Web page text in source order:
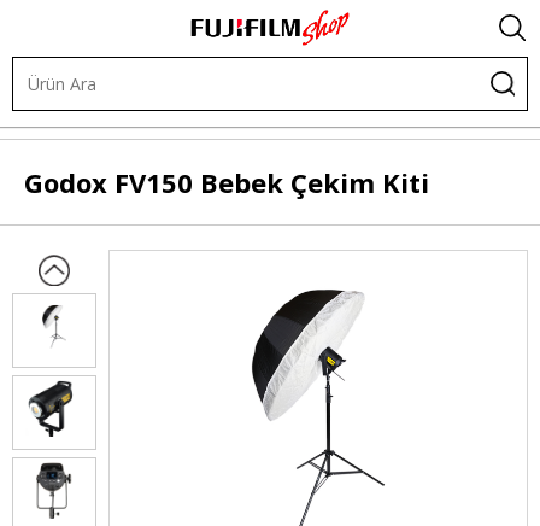
Godox FV150 Bebek Çekim Kiti